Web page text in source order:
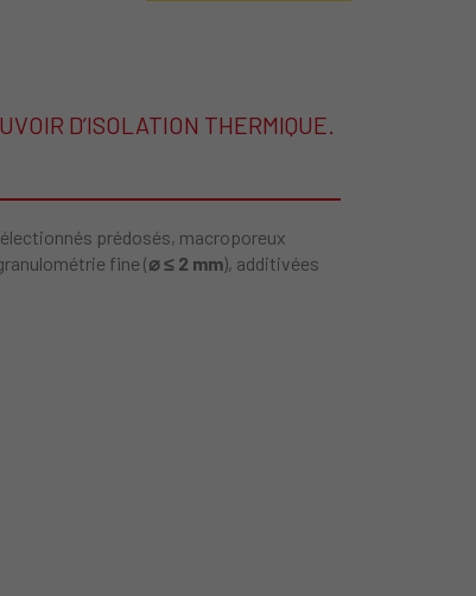
D’ISOLATION THERMIQUE.
prédosés, macroporeux
fine (⌀ ≤ 2 mm), additivées